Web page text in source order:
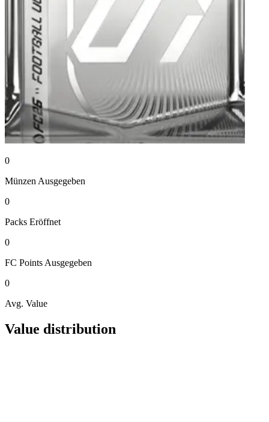
0
Münzen Ausgegeben
0
Packs Eröffnet
0
FC Points Ausgegeben
0
Avg. Value
Value distribution